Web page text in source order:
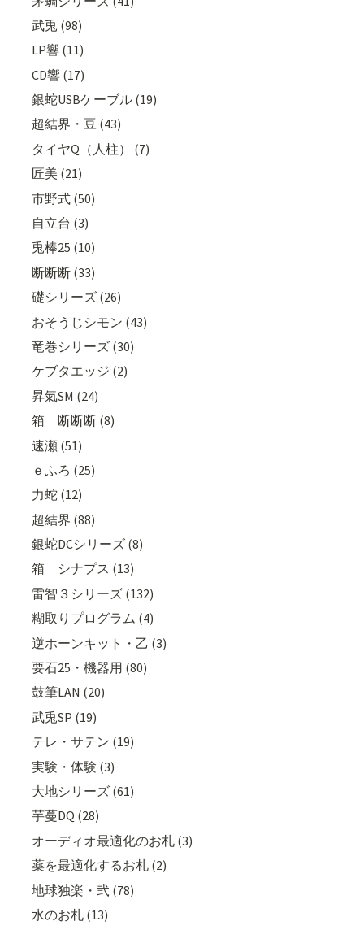
武兎 (98)
LP響 (11)
CD響 (17)
銀蛇USBケーブル (19)
超結界・豆 (43)
タイヤQ（人柱） (7)
匠美 (21)
市野式 (50)
自立台 (3)
兎棒25 (10)
断断断 (33)
礎シリーズ (26)
おそうじシモン (43)
竜巻シリーズ (30)
ケブタエッジ (2)
昇氣SM (24)
箱 断断断 (8)
速瀬 (51)
ｅふろ (25)
力蛇 (12)
超結界 (88)
銀蛇DCシリーズ (8)
箱 シナプス (13)
雷智３シリーズ (132)
糊取りプログラム (4)
逆ホーンキット・乙 (3)
要石25・機器用 (80)
鼓筆LAN (20)
武兎SP (19)
テレ・サテン (19)
実験・体験 (3)
大地シリーズ (61)
芋蔓DQ (28)
オーディオ最適化のお札 (3)
薬を最適化するお札 (2)
地球独楽・弐 (78)
水のお札 (13)